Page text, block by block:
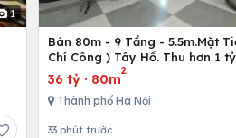
1
Bán 80m - 9 Tầng - 5.5m.Mặt
Chí Công ) Tây Hồ. Thu hơn 1
36 tỷ· 80m
2
Thành phố Hà Nội
33 phút trước